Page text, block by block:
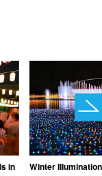
in
Winter